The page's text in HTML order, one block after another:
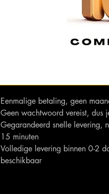
Eenmalige betaling, geen
Geen wachtwoord vereist, dus
Gegarandeerd snelle levering,
15 minuten
Volledige levering binnen 0-2
beschikbaar